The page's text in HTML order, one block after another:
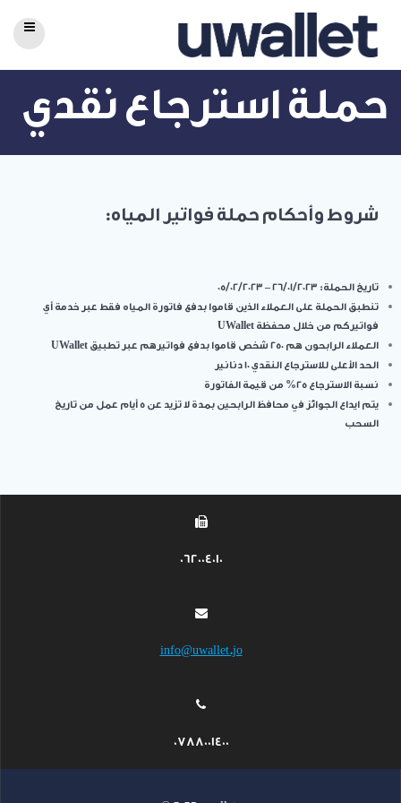
حملة استرجاع نقدي
شروط وأحكام حملة فواتير المياه:
تاريخ الحملة: 26/01/2023 – 05/02/2023
تنطبق الحملة على العملاء الذين قاموا بدفع فاتورة المياه فقط عبر خدمة أي
فواتيركم من خلال محفظة UWallet
العملاء الرابحون هم 250 شخص قاموا بدفع فواتيرهم عبر تطبيق UWallet
الحد الأعلى للاسترجاع النقدي 10 دنانير
نسبة الاسترجاع 25% من قيمة الفاتورة
يتم ايداع الجوائز في محافظ الرابحين بمدة لا تزيد عن 5 أيام عمل من تاريخ
السحب
062004010
info@uwallet.jo
0788001400